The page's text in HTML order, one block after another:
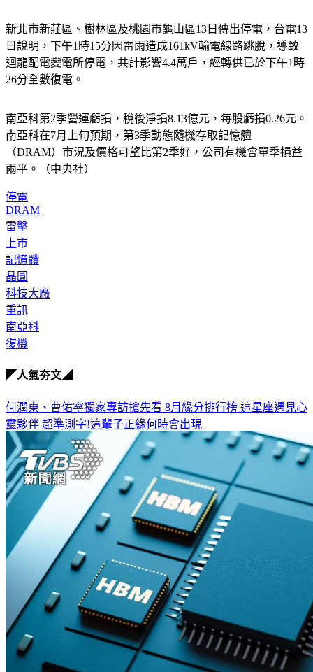
新北市新莊區、樹林區及桃園市龜山區13日傳出停電，台電13
日說明，下午1時15分因雷雨造成161kV輸電線路跳脫，導致
迴龍配電變電所停電，共計影響4.4萬戶，經轉供已於下午1時
26分全數復電。
南亞科第2季營運虧損，稅後淨損8.13億元，每股虧損0.26元。
南亞科在7月上旬預期，第3季動態隨機存取記憶體
（DRAM）市況及價格可望比第2季好，公司有機會單季損益
兩平。（中央社）
停電
DRAM
雷擊
上市
記憶體
晶圓
科技大廠
重訊
南亞科
復機
◤人氣夯文◢
何潤東、曹佑寧獨家專訪搶先看 8月緣分排行榜 這星座遇見心
靈夥伴 超準測字!這輩子正緣何時會出現